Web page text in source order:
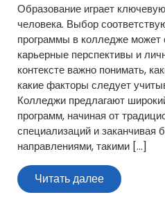
Образование играет
человека. Выбор
программы в колледже может
карьерные перспективы и
контексте важно понимать,
какие факторы следует
Колледжи предлагают
программ, начиная от
специализаций и заканчивая
направлениями, такими […]
Читать далееЧитать
далее